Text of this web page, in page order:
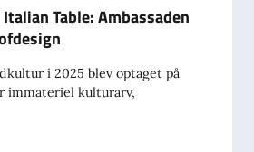
Table: Ambassaden
i 2025 blev optaget på
immateriel kulturarv,